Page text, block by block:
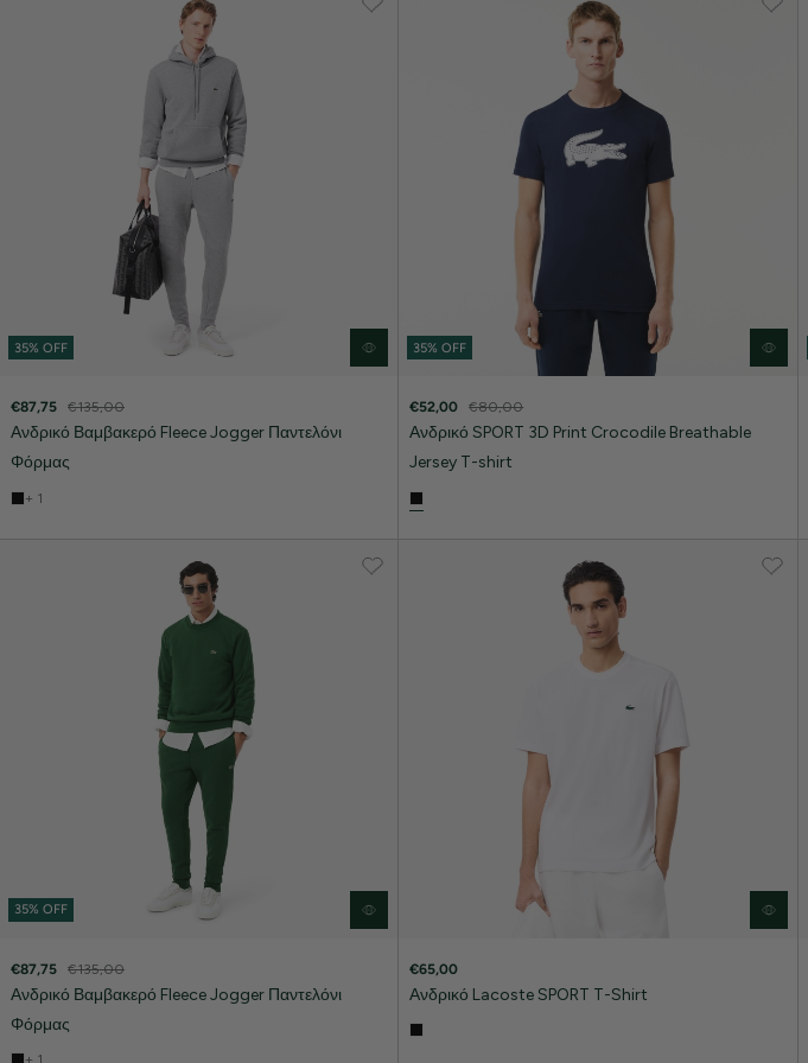
35% OFF
€87,75 €135,00
Ανδρικό Βαμβακερό Fleece Jogger Παντελόνι
Φόρμας
+ 1
35% OFF
€52,00 €80,00
Ανδρικό SPORT 3D Print Crocodile Breathable
Jersey T-shirt
35% OFF
€87,75 €135,00
Ανδρικό Βαμβακερό Fleece Jogger Παντελόνι
Φόρμας
€65,00
Ανδρικό Lacoste SPORT T-Shirt